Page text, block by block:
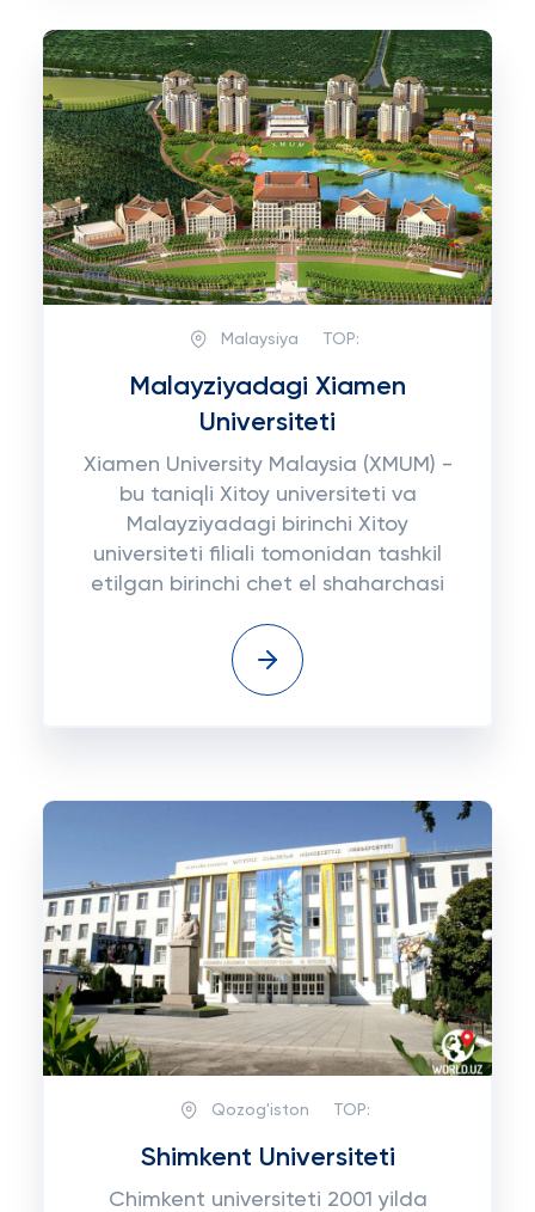
Malaysiya TOP:
Malayziyadagi Xiamen
Universiteti
Xiamen University Malaysia (XMUM) -
bu taniqli Xitoy universiteti va
Malayziyadagi birinchi Xitoy
universiteti filiali tomonidan tashkil
etilgan birinchi chet el shaharchasi
Qozog'iston TOP:
Shimkent Universiteti
Chimkent universiteti 2001 yilda